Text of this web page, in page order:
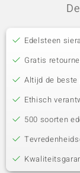
Edelsteen
Gratis
Altijd de beste
Ethisch
500 soorten